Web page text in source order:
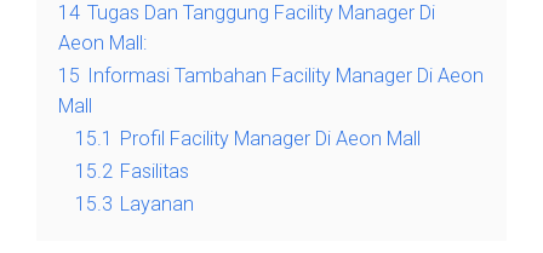
14 Tugas Dan Tanggung Facility Manager Di
Aeon Mall:
15
Informasi Tambahan Facility Manager Di Aeon
Mall
15.1
Profil Facility Manager Di Aeon Mall
15.2 Fasilitas
15.3 Layanan